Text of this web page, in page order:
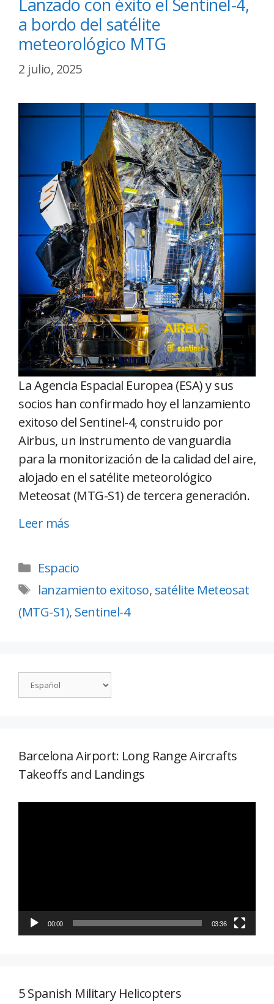
Lanzado con éxito el Sentinel-4,
a bordo del satélite
meteorológico MTG
2 julio, 2025
La Agencia Espacial Europea (ESA) y sus
socios han confirmado hoy el lanzamiento
exitoso del Sentinel-4, construido por
Airbus, un instrumento de vanguardia
para la monitorización de la calidad del aire,
alojado en el satélite meteorológico
Meteosat (MTG-S1) de tercera generación.
Leer más
Espacio
lanzamiento exitoso, satélite Meteosat
(MTG-S1), Sentinel-4
Barcelona Airport: Long Range Aircrafts
Takeoffs and Landings
00:00 03:36
5 Spanish Military Helicopters